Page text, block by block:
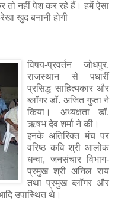
तो नहीं पेश कर रहे हैं। हमें ऐसा
खुद बनानी होगी
विषय-प्रवर्तन जोधपुर,
राजस्थान से पधारीं
प्रसिद्ध साहित्यकार और
ब्लॉगर डॉ. अजित गुप्ता ने
किया। अध्यक्षता डॉ.
ऋषभ देव शर्मा ने की।
इनके अतिरिक्त मंच पर
वरिष्ठ कवि श्री आलोक
धन्वा, जनसंचार विभाग-
प्रमुख श्री अनिल राय
तथा प्रमुख ब्लॉगर और
उपास्थित थे।